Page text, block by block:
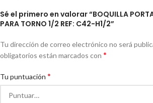
Sé el primero en valorar “BOQUILLA
PARA TORNO 1/2 REF: C42-H1/2”
Tu dirección de correo electrónico no será
obligatorios están marcados con *
Tu puntuación *